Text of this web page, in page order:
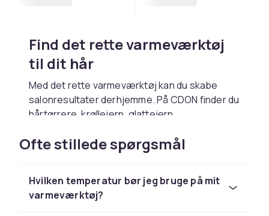
Find det rette varmeværktøj
til dit hår
Med det rette varmeværktøj kan du skabe
salonresultater derhjemme. På CDON finder du
hårtørrere ,krøllejern glattejern
mærker. Handl trygt med hurtig levering og
fleksible betalingsmuligheder.
Hårtørrere til hurtig og
skånsom tørring
Ofte stillede spørgsmål
Hvilken temperatur bør jeg bruge på mit
varmeværktøj?